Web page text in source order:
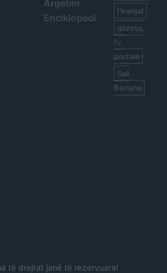
Argetim
Enciklopedi
Piranjat
gazeta,
tv,
portale
Sali
Berisha
të drejtat janë të rezervuara!